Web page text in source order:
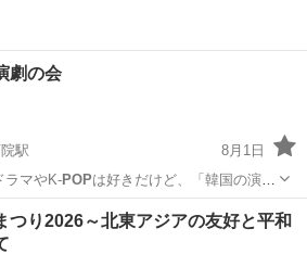
劇の会
駅
8月1日
ラマやK-POPは好きだけど、「韓国の演
ワークショップ
つり2026～北東アジアの友好と平和